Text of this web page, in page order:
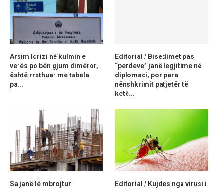
Arsim Idrizi në kulmin e
verës po bën gjum dimëror,
është rrethuar me tabela
pa...
Editorial / Bisedimet pas
“perdeve” janë legjitime në
diplomaci, por para
nënshkrimit patjetër të
ketë...
Sa janë të mbrojtur
Editorial / Kujdes nga virusi i